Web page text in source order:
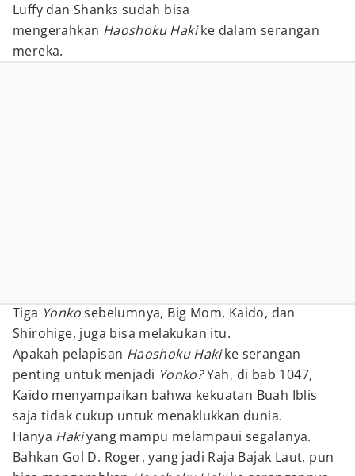
Luffy dan Shanks sudah bisa
mengerahkan Haoshoku Hakike dalam serangan
mereka.
Tiga Yonkosebelumnya, Big Mom, Kaido, dan
Shirohige, juga bisa melakukan itu.
Apakah pelapisan Haoshoku Hakike serangan
penting untuk menjadi Yonko?Yah, di bab 1047,
Kaido menyampaikan bahwa kekuatan Buah Iblis
saja tidak cukup untuk menaklukkan dunia.
Hanya Hakiyang mampu melampaui segalanya.
Bahkan Gol D. Roger, yang jadi Raja Bajak Laut, pun